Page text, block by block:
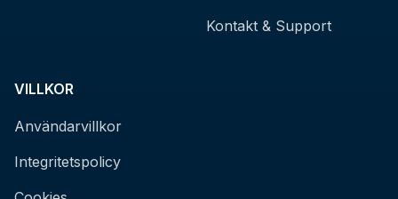
Kontakt & Support
VILLKOR
Användarvillkor
Integritetspolicy